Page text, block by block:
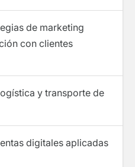
de marketing
con clientes
y transporte de
digitales aplicadas